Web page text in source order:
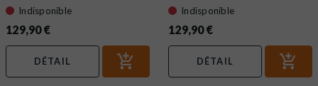
Indisponible
129,90 €
DÉTAIL
Indisponible
129,90 €
DÉTAIL